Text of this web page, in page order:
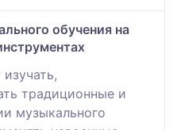
обучения на
традиционные и
музыкального